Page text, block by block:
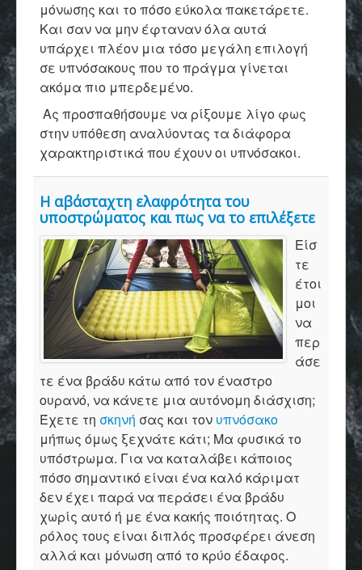
μόνωσης και το πόσο εύκολα πακετάρετε.
Και σαν να μην έφταναν όλα αυτά
υπάρχει πλέον μια τόσο μεγάλη επιλογή
σε υπνόσακους που το πράγμα γίνεται
ακόμα πιο μπερδεμένο.
Ας προσπαθήσουμε να ρίξουμε λίγο φως
στην υπόθεση αναλύοντας τα διάφορα
χαρακτηριστικά που έχουν οι υπνόσακοι.
Η αβάσταχτη ελαφρότητα του
υποστρώματος και πως να το επιλέξετε
Είσ
τε
έτοι
μοι
να
περ
άσε
τε ένα βράδυ κάτω από τον έναστρο
ουρανό, να κάνετε μια αυτόνομη διάσχιση;
Έχετε τη σκηνή σας και τον υπνόσακο
μήπως όμως ξεχνάτε κάτι; Μα φυσικά το
υπόστρωμα. Για να καταλάβει κάποιος
πόσο σημαντικό είναι ένα καλό κάριματ
δεν έχει παρά να περάσει ένα βράδυ
χωρίς αυτό ή με ένα κακής ποιότητας. Ο
ρόλος τους είναι διπλός προσφέρει άνεση
αλλά και μόνωση από το κρύο έδαφος.